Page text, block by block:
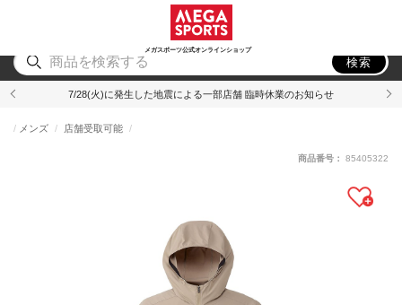
メガスポーツ公式オンラインショップ
アウトドア
検索
7/28(火)に発生した地震による一部店舗 臨時休業のお知らせ
メンズ 店舗受取可能
商品番号： 85405322